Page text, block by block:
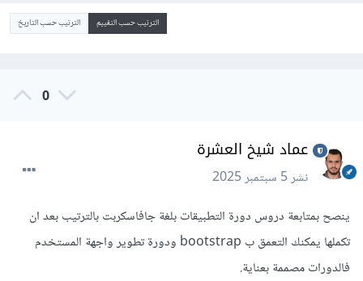
الترتيب حسب التقييم الترتيب حسب التاريخ
0
عماد شيخ العشرة
نشر5 سبتمبر 2025
ينصح بمتابعة دروس دورة التطبيقات بلغة جافاسكربت بالترتيب بعد ان
تكملها يمكنك التعمق ب bootstrap ودورة تطوير واجهة المستخدم
فالدورات مصممة بعناية.